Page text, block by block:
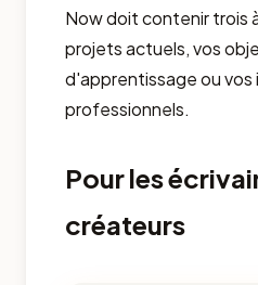
Now doit contenir trois
projets actuels, vos
d'apprentissage ou
professionnels.
Pour les
créateurs